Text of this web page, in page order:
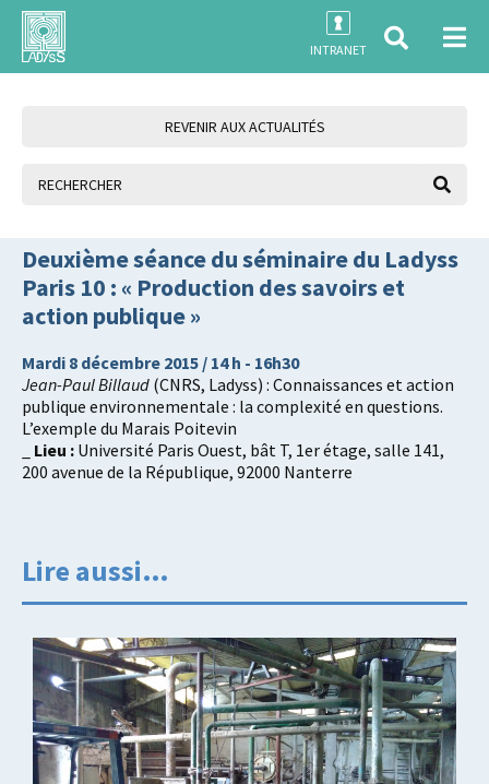
INTRANET
REVENIR AUX ACTUALITÉS
Deuxième séance du séminaire du Ladyss
Paris 10 : « Production des savoirs et
action publique »
Mardi 8 décembre 2015 / 14 h - 16h30
Jean-Paul Billaud (CNRS, Ladyss) : Connaissances et action
publique environnementale : la complexité en questions.
L’exemple du Marais Poitevin
Lieu : Université Paris Ouest, bât T, 1er étage, salle 141,
200 avenue de la République, 92000 Nanterre
Lire aussi…